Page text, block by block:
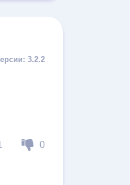
3.2.2
0